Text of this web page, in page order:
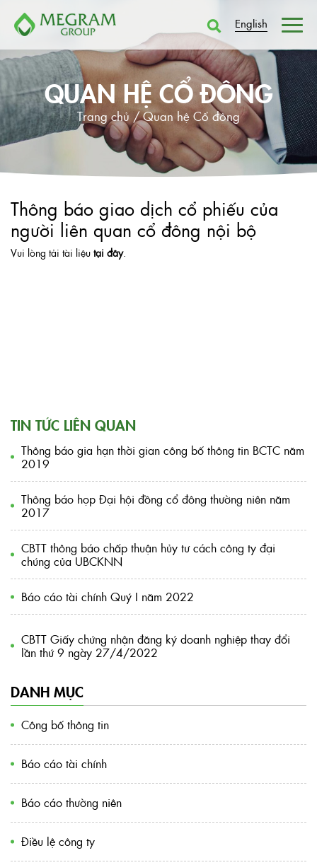
English
QUAN HỆ CỔ ĐÔNG
Trang chủ /Quan hệ Cổ đông
Thông báo giao dịch cổ phiếu của
người liên quan cổ đông nội bộ
Vui lòng tải tài liệu tại đây.
TIN TỨC LIÊN QUAN
Thông báo gia hạn thời gian công bố thông tin BCTC năm
2019
Thông báo họp Đại hội đồng cổ đông thường niên năm
2017
CBTT thông báo chấp thuận hủy tư cách công ty đại
chúng của UBCKNN
Báo cáo tài chính Quý I năm 2022
CBTT Giấy chứng nhận đăng ký doanh nghiệp thay đổi
lần thứ 9 ngày 27/4/2022
DANH MỤC
Công bố thông tin
Báo cáo tài chính
Báo cáo thường niên
Điều lệ công ty